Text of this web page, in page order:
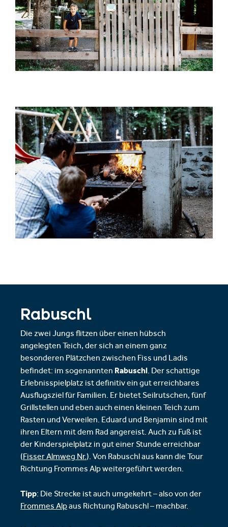
Rabuschl
Die zwei Jungs flitzen über einen hübsch
angelegten Teich, der sich an einem ganz
besonderen Plätzchen zwischen Fiss und Ladis
befindet: im sogenannten Rabuschl. Der schattige
Erlebnisspielplatz ist definitiv ein gut erreichbares
Ausflugsziel für Familien. Er bietet Seilrutschen, fünf
Grillstellen und eben auch einen kleinen Teich zum
Rasten und Verweilen. Eduard und Benjamin sind mit
ihren Eltern mit dem Rad angereist. Auch zu Fuß ist
der Kinderspielplatz in gut einer Stunde erreichbar
(Fisser Almweg Nr.). Von Rabuschl aus kann die Tour
Richtung Frommes Alp weitergeführt werden.
Tipp: Die Strecke ist auch umgekehrt – also von der
Frommes Alpaus Richtung Rabuschl – machbar.